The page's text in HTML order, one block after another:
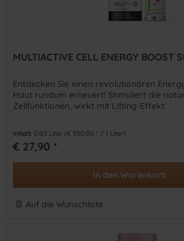
MULTIACTIVE CELL ENERGY BOOST
Entdecken Sie einen revolutionären
Haut rundum erneuert! Stimuliert die
Zellfunktionen, wirkt mit Lifting-Effekt.
Inhalt 0.03 Liter (€ 930,00 * / 1 Liter)
€ 27,90 *
In den Warenkorb
Auf die Wunschliste